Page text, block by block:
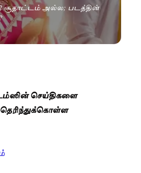
அல்ல; படத்தின்
செய்திகளை